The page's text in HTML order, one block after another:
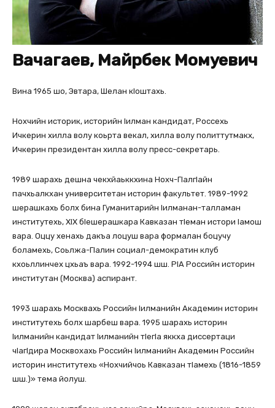
Вачагаев, Майрбек Момуевич
Вина 1965 шо, Эвтара, Шелан кІоштахь.
Нохчийн историк, историйн Іилман кандидат, Россехь
Ичкерин хилла волу коьрта векал, хилла волу политтутмакх,
Ичкерин президентан хилла волу пресс-секретарь.
1989 шарахь дешна чекхйаьккхина Нохч-ГІалгІайн
пачхьалкхан университетан историн факультет. 1989-1992
шерашкахь болх бина Гуманитарийн Іилманан-талламан
институтехь, XIX бІешерашкара Кавказан тІеман истори Іамош
вара. Оццу хенахь дакъа лоцуш вара формалан боцучу
боламехь, Соьлжа-ГІалин социал-демократин клуб
кхоьллинчех цхьаъ вара. 1992-1994 шш. РIА Российн историн
институтан (Москва) аспирант.
1993 шарахь Москвахь Российн Іилманийн Академин историн
институтехь болх шарбеш вара. 1995 шарахь историн
Іилманийн кандидат Іилманийн тІегІа яккха диссертаци
чІагІдира Москвохахь Российн Іилманийн Академин Российн
историн институтехь «Нохчийчоь Кавказан тІамехь (1816-1859
шш.)» тема йолуш.